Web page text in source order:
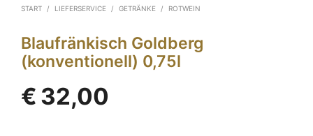
START / LIEFERSERVICE / GETRÄNKE / ROTWEIN
Blaufränkisch Goldberg
(konventionell) 0,75l
€ 32,00